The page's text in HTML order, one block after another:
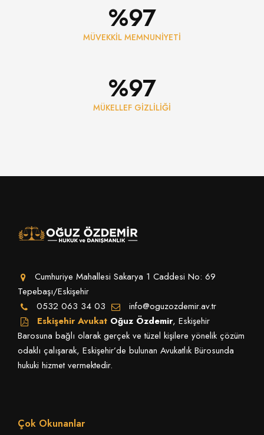
%100
MÜVEKKİL MEMNUNİYETİ
%100
MÜKELLEF GİZLİLİĞİ
Cumhuriye Mahallesi Sakarya 1 Caddesi No: 69
Tepebaşı/Eskişehir
0532 063 34 03
info@oguzozdemir.av.tr
Eskişehir Avukat Oğuz Özdemir, Eskişehir
Barosuna bağlı olarak gerçek ve tüzel kişilere yönelik çözüm
odaklı çalışarak, Eskişehir’de bulunan Avukatlık Bürosunda
hukuki hizmet vermektedir.
Çok Okunanlar